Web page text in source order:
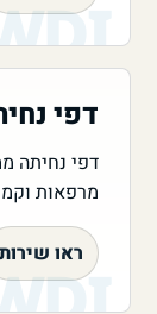
דפי
דפי נחיתה
מרפאות
ראו שירות